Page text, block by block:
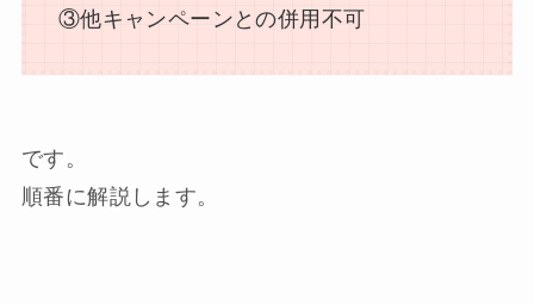
③他キャンペーンとの併用不可
です。
順番に解説します。